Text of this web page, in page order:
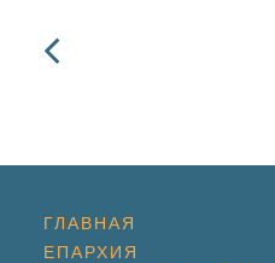
ГЛАВНАЯ
ЕПАРХИЯ